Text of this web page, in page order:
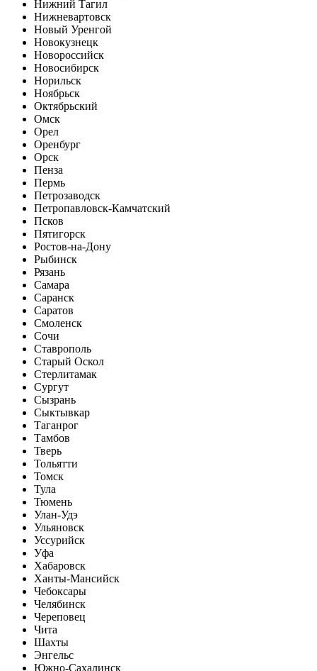
Нижний Тагил
Нижневартовск
Новый Уренгой
Новокузнецк
Новороссийск
Новосибирск
Норильск
Ноябрьск
Октябрьский
Омск
Орел
Оренбург
Орск
Пенза
Пермь
Петрозаводск
Петропавловск-Камчатский
Псков
Пятигорск
Ростов-на-Дону
Рыбинск
Рязань
Самара
Саранск
Саратов
Смоленск
Сочи
Ставрополь
Старый Оскол
Стерлитамак
Сургут
Сызрань
Сыктывкар
Таганрог
Тамбов
Тверь
Тольятти
Томск
Тула
Тюмень
Улан-Удэ
Ульяновск
Уссурийск
Уфа
Хабаровск
Ханты-Мансийск
Чебоксары
Челябинск
Череповец
Чита
Шахты
Энгельс
Южно-Сахалинск